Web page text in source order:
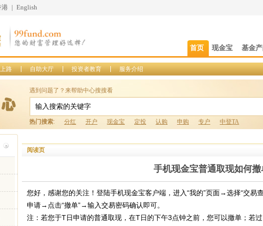
港 | English
首页 现金宝 基金
路 自助大厅 投资者教育 服务介绍
遇到问题了？来帮助中心搜搜看
热门搜索: 分红 开户 现金宝 定投 认购 申购 专户 中登TA
阅读页
手机现金宝普通取现如何撤
您好，感谢您的关注！登陆手机现金宝客户端，进入“我的”页面→选择“交
申请→点击“撤单”→输入交易密码确认即可。
注：若您于T日申请的普通取现，在T日的下午3点钟之前，您可以撤单；若